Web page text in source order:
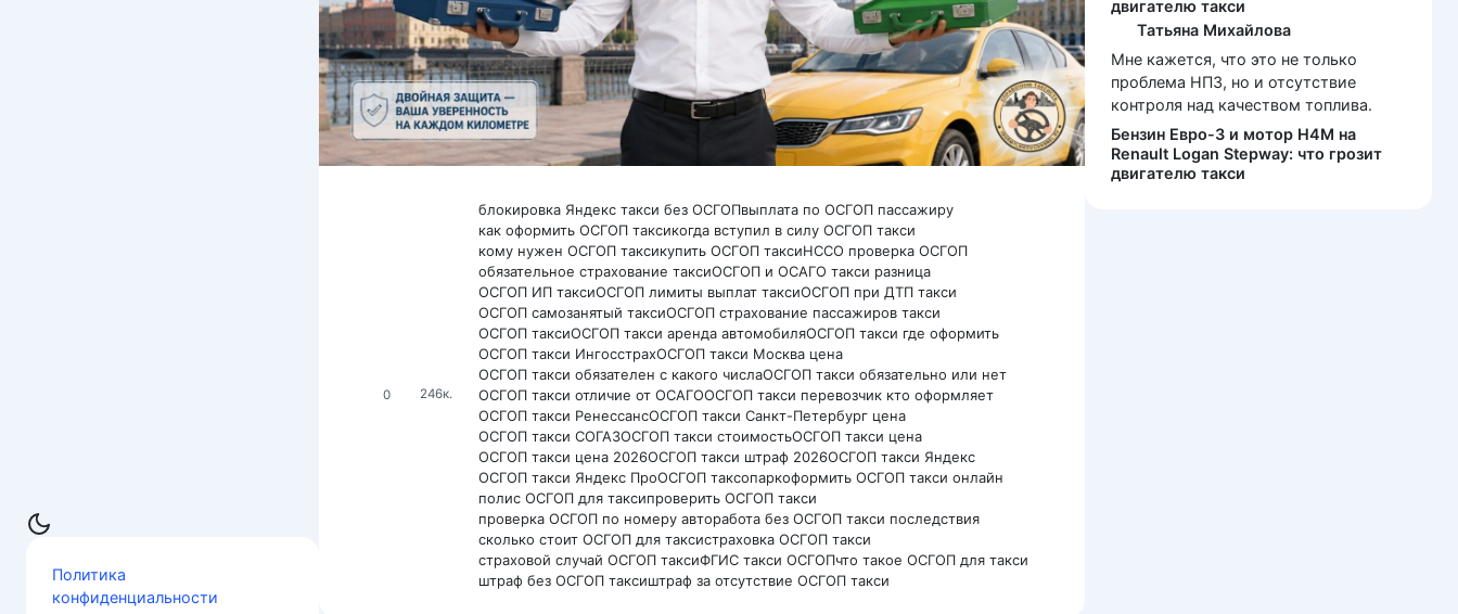
0 246к.
блокировка Яндекс такси без ОСГОПвыплата по ОСГОП пассажиру
как оформить ОСГОП таксикогда вступил в силу ОСГОП такси
кому нужен ОСГОП таксикупить ОСГОП таксиНССО проверка ОСГОП
обязательное страхование таксиОСГОП и ОСАГО такси разница
ОСГОП ИП таксиОСГОП лимиты выплат таксиОСГОП при ДТП такси
ОСГОП самозанятый таксиОСГОП страхование пассажиров такси
ОСГОП таксиОСГОП такси аренда автомобиляОСГОП такси где оформить
ОСГОП такси ИнгосстрахОСГОП такси Москва цена
ОСГОП такси обязателен с какого числаОСГОП такси обязательно или нет
ОСГОП такси отличие от ОСАГООСГОП такси перевозчик кто оформляет
ОСГОП такси РенессансОСГОП такси Санкт-Петербург цена
ОСГОП такси СОГАЗОСГОП такси стоимостьОСГОП такси цена
ОСГОП такси цена 2026ОСГОП такси штраф 2026ОСГОП такси Яндекс
ОСГОП такси Яндекс ПроОСГОП таксопаркоформить ОСГОП такси онлайн
полис ОСГОП для таксипроверить ОСГОП такси
проверка ОСГОП по номеру авторабота без ОСГОП такси последствия
сколько стоит ОСГОП для таксистраховка ОСГОП такси
страховой случай ОСГОП таксиФГИС такси ОСГОПчто такое ОСГОП для такси
штраф без ОСГОП таксиштраф за отсутствие ОСГОП такси
Политика
конфиденциальности
двигателю такси
Татьяна Михайлова
Мне кажется, что это не только
проблема НПЗ, но и отсутствие
контроля над качеством топлива.
Бензин Евро-3 и мотор H4M на
Renault Logan Stepway: что грозит
двигателю такси